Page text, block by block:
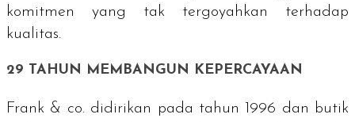
komitmen yang tak tergoyahkan terhadap
kualitas.
29 TAHUN MEMBANGUN KEPERCAYAAN
Frank & co. didirikan pada tahun 1996 dan butik